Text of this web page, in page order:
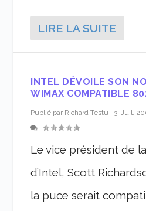
LIRE LA SUITE
INTEL DÉVOILE SON
WIMAX COMPATIBLE
Publié par Richard Testu 3, Juil,
|
Le vice président de
d’Intel, Scott
la puce serait